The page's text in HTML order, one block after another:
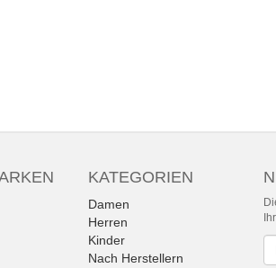
KATEGORIEN
Damen
Herren
Kinder
Nach Herstellern